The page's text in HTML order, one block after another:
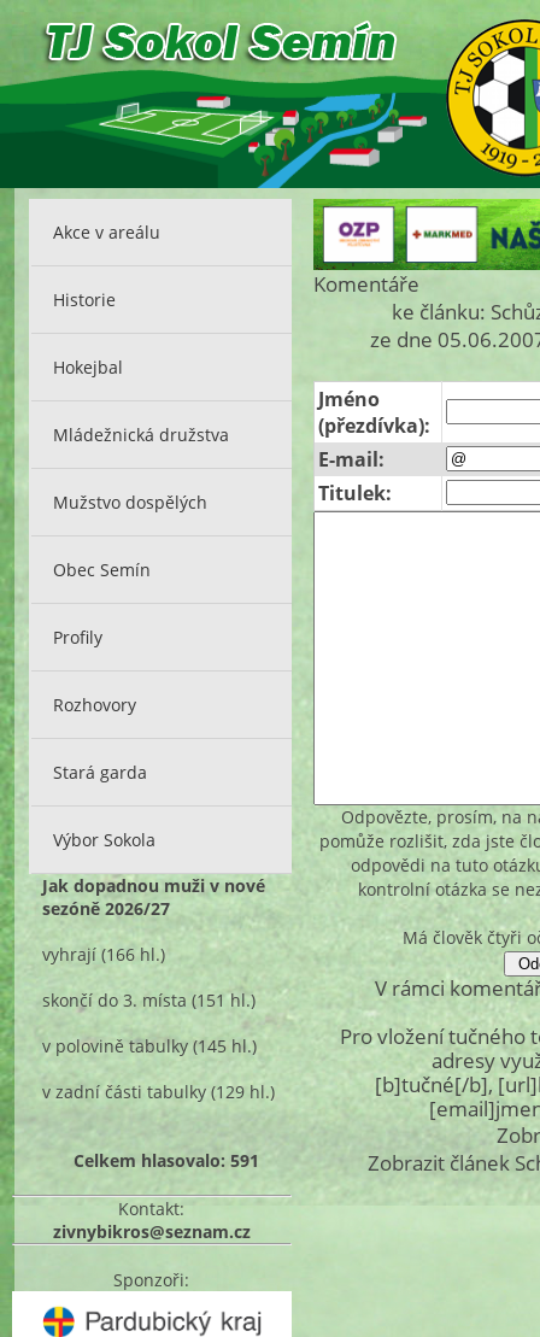
Akce v areálu
Historie
Hokejbal
Mládežnická družstva
Mužstvo dospělých
Obec Semín
Profily
Rozhovory
Stará garda
Výbor Sokola
Jak dopadnou muži v nové
sezóně 2026/27
vyhrají (166 hl.)
skončí do 3. místa (151 hl.)
v polovině tabulky (145 hl.)
v zadní části tabulky (129 hl.)
Celkem hlasovalo: 591
Kontakt:
zivnybikros@seznam.cz
Sponzoři:
Komentáře
ke článku:
ze dne
Jméno
(přezdívka):
E-mail:
Titulek:
Odpovězte, prosím, na
pomůže rozlišit, zda jste
odpovědi na tuto
kontrolní otázka se
Má člověk čtyři
V rámci
Pro vložení tučného
adresy
[b]tučné[/b],
Zobrazit článek